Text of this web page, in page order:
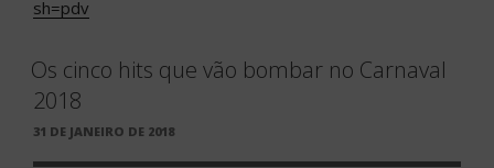
sh=pdv
Os cinco hits que vão bombar no Carnaval
2018
PUBLICADO
31 DE JANEIRO DE 2018